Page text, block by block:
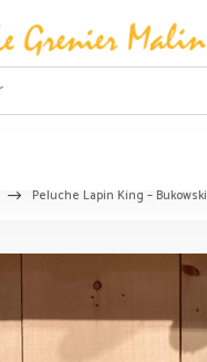
$ Peluche Lapin King – Bukowski